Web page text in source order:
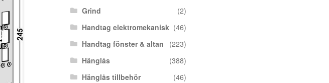
Grind
(2)
Handtag elektromekanisk (46)
Handtag fönster & altan
(223)
Hänglås
(388)
Hänglås tillbehör
(46)